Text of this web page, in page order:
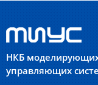
НКБ
управляющих